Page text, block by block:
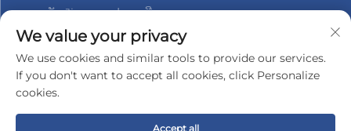
ຫວັດ Jiangsu, ປະເທດຈີນ
+86-18961288218
[email protected]
We value your privacy
We use cookies and similar tools to provide our services.
If you don't want to accept all cookies, click Personalize
cookies.
Accept all